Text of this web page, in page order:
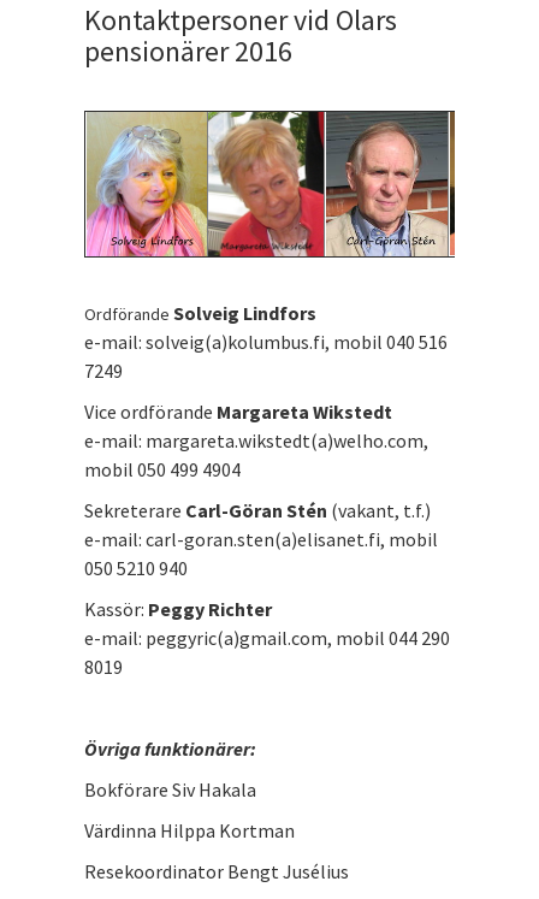
Kontaktpersoner vid Olars
pensionärer 2016
Ordförande Solveig Lindfors
e-mail: solveig(a)kolumbus.fi, mobil 040 516
7249
Vice ordförande Margareta Wikstedt
e-mail: margareta.wikstedt(a)welho.com,
mobil 050 499 4904
Sekreterare Carl-Göran Stén (vakant, t.f.)
e-mail: carl-goran.sten(a)elisanet.fi, mobil
050 5210 940
Kassör: Peggy Richter
e-mail: peggyric(a)gmail.com, mobil 044 290
8019
Övriga funktionärer:
Bokförare Siv Hakala
Värdinna Hilppa Kortman
Resekoordinator Bengt Jusélius